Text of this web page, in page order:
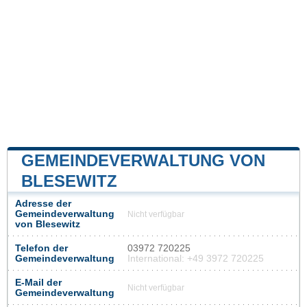
GEMEINDEVERWALTUNG VON
BLESEWITZ
Adresse der
Gemeindeverwaltung
von Blesewitz
Nicht verfügbar
Telefon der
Gemeindeverwaltung
03972 720225
International: +49 3972 720225
E-Mail der
Gemeindeverwaltung
Nicht verfügbar